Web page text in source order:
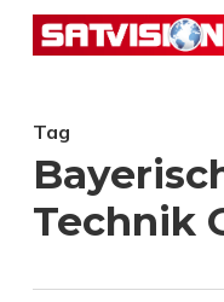
Skip
content
Tag
Technik